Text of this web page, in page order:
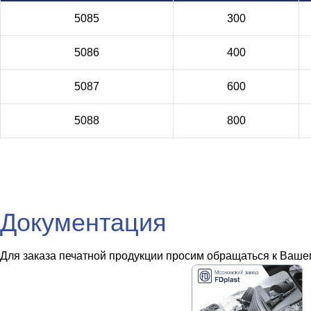
5085 300
5086 400
5087 600
5088 800
Документация
Для заказа печатной продукции просим обращаться к